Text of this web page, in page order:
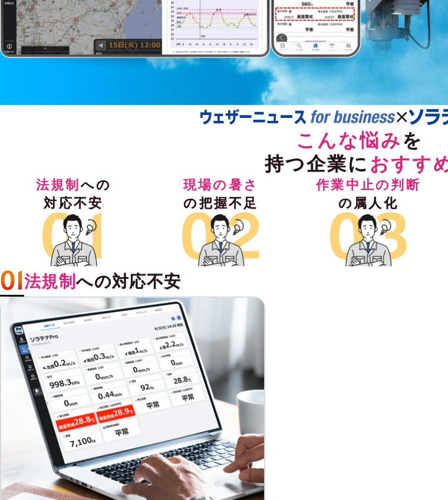
×
こんな悩みを
持つ企業に おすす
法規制への
対応不安
の把握不足
の属人化
法規制への対応不安